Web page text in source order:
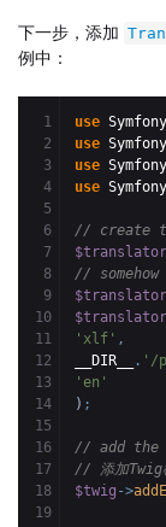
下一步，添加
例中：
1
2
3
4
5
6
7
8
9
10
11
12
13
14
15
16
17
18
19
use
use
use
use
// create
$translator
//
$translator
$translator
'xlf' ,
__DIR__
. '/
'en'
) ;
// add the
// 添加Twig
$twig ->